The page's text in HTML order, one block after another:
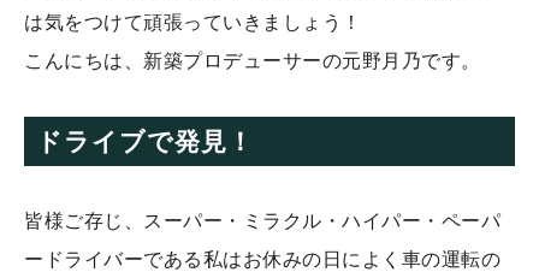
は気をつけて頑張っていきましょう！
こんにちは、新築プロデューサーの元野月乃です。
ドライブで発見！
皆様ご存じ、スーパー・ミラクル・ハイパー・ペーパ
ードライバーである私はお休みの日によく車の運転の